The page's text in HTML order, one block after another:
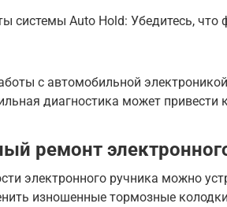
системы Auto Hold: Убедитесь, что
с автомобильной
диагностика может
ремонт
электронного ручника можно
изношенные тормозные